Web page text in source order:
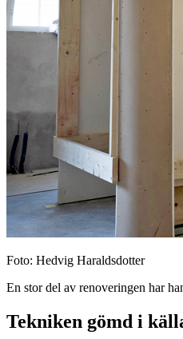
Foto: Hedvig Haraldsdotter
En stor del av renoveringen har
Tekniken gömd i